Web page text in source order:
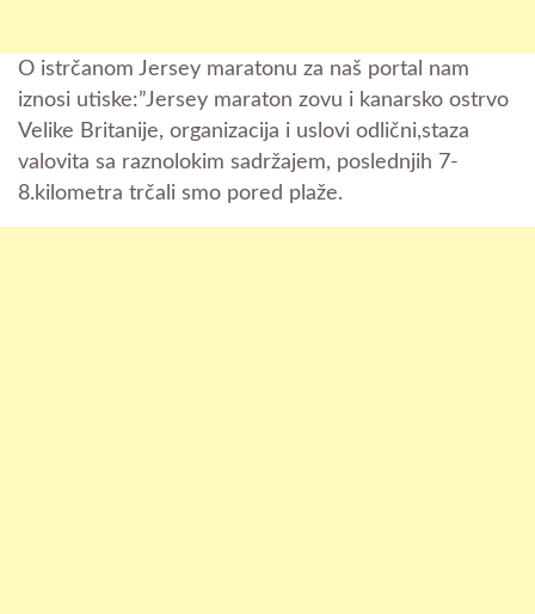
O istrčanom Jersey maratonu za naš portal nam
iznosi utiske:”Jersey maraton zovu i kanarsko ostrvo
Velike Britanije, organizacija i uslovi odlični,staza
valovita sa raznolokim sadržajem, poslednjih 7-
8.kilometra trčali smo pored plaže.